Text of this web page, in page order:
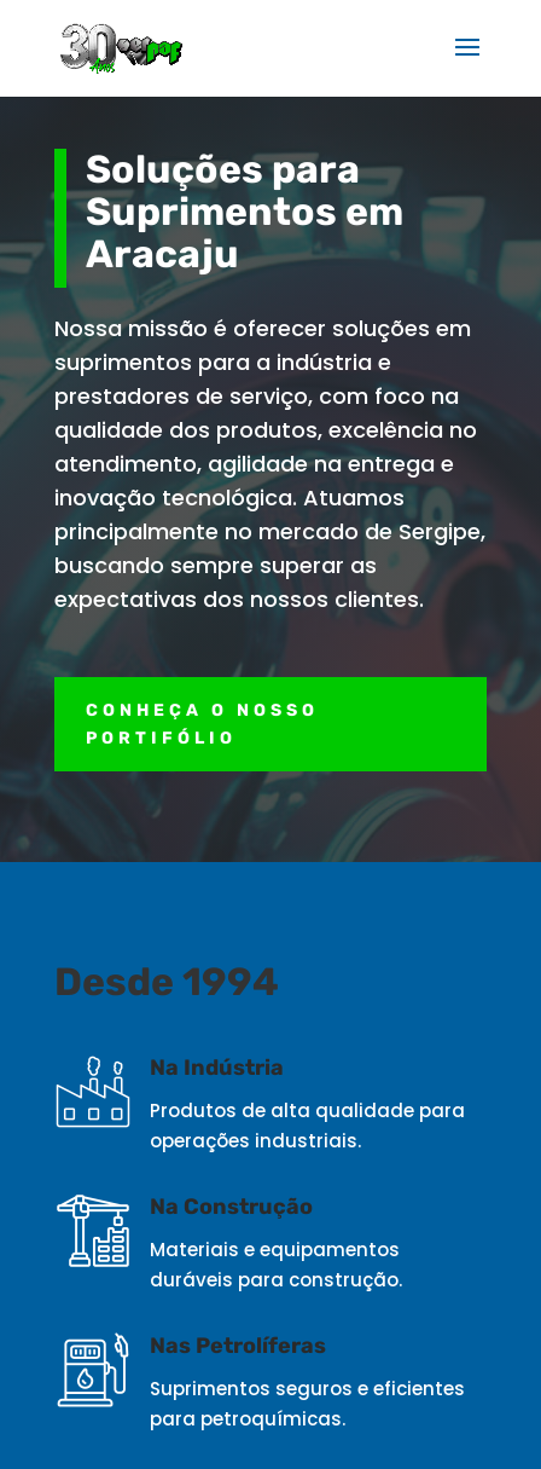
Soluções para
Suprimentos em
Aracaju
Nossa missão é oferecer soluções em
suprimentos para a indústria e
prestadores de serviço, com foco na
qualidade dos produtos, excelência no
atendimento, agilidade na entrega e
inovação tecnológica. Atuamos
principalmente no mercado de Sergipe,
buscando sempre superar as
expectativas dos nossos clientes.
CONHEÇA O NOSSO
PORTIFÓLIO
Desde 1994
Na Indústria
Produtos de alta qualidade para
operações industriais.
Na Construção
Materiais e equipamentos
duráveis para construção.
Nas Petrolíferas
Suprimentos seguros e eficientes
para petroquímicas.